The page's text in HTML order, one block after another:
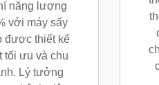
năng lượng
với máy sấy
được thiết kế
tối ưu và chu
Lý tưởng